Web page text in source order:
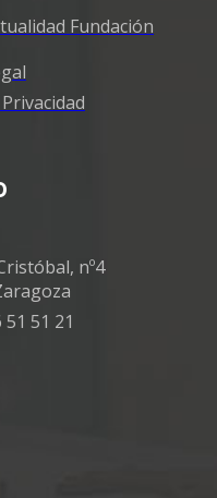
Fundación
nº4
51 51 21